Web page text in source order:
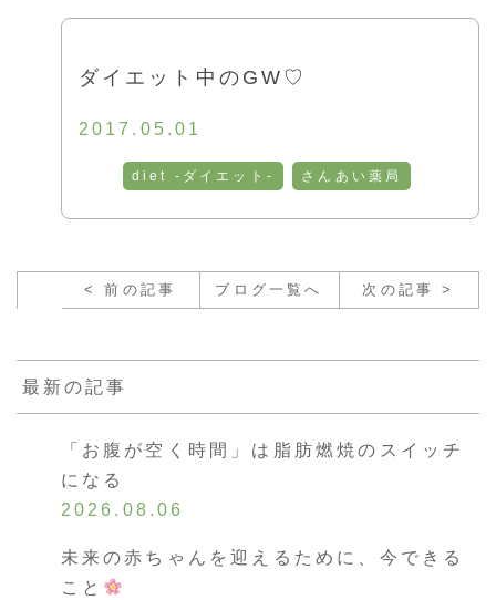
ダイエット中のGW♡
2017.05.01
diet -ダイエット- さんあい薬局
< 前の記事 ブログ一覧へ 次の記事 >
最新の記事
「お腹が空く時間」は脂肪燃焼のスイッチ
になる
2026.08.06
未来の赤ちゃんを迎えるために、今できる
こと